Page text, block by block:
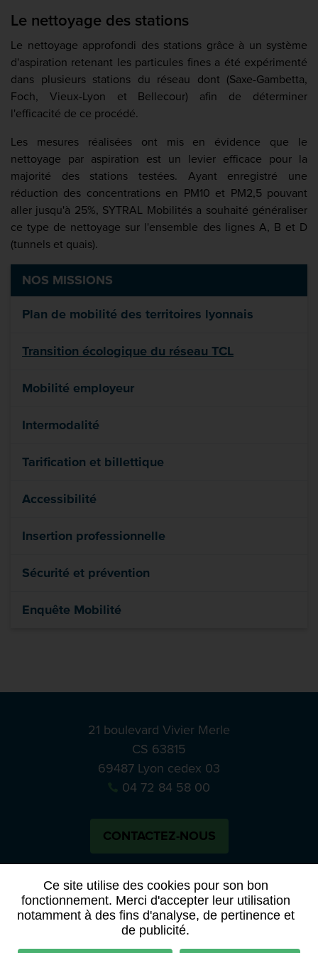
Ce site utilise des cookies pour son bon
fonctionnement. Merci d'accepter leur utilisation
notamment à des fins d'analyse, de pertinence et
de publicité.
Le nettoyage des stations
Le nettoyage approfondi des stations grâce à un système
d'aspiration retenant les particules fines a été expérimenté
dans plusieurs stations du réseau dont (Saxe-Gambetta,
Foch, Vieux-Lyon et Bellecour) afin de déterminer
l'efficacité de ce procédé.
Les mesures réalisées ont mis en évidence que le
nettoyage par aspiration est un levier efficace pour la
majorité des stations testées. Ayant enregistré une
réduction des concentrations en PM10 et PM2,5 pouvant
aller jusqu'à 25%, SYTRAL Mobilités a souhaité généraliser
ce type de nettoyage sur l'ensemble des lignes A, B et D
(tunnels et quais).
NOS MISSIONS
Plan de mobilité des territoires lyonnais
Transition écologique du réseau TCL
Mobilité employeur
Intermodalité
Tarification et billettique
Accessibilité
Insertion professionnelle
Sécurité et prévention
Enquête Mobilité
21 boulevard Vivier Merle
CS 63815
69487 Lyon cedex 03
04 72 84 58 00
CONTACTEZ-NOUS
BlueskyNotre
APPELS À MANIFESTATION D’INTÉRÊT